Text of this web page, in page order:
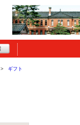
ギフト